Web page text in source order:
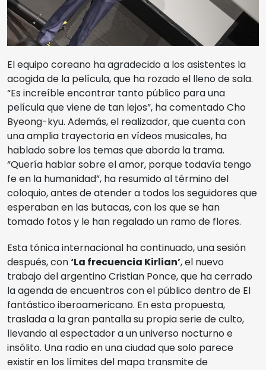
El equipo coreano ha agradecido a los asistentes la
acogida de la película, que ha rozado el lleno de sala.
“Es increíble encontrar tanto público para una
película que viene de tan lejos”, ha comentado Cho
Byeong-kyu. Además, el realizador, que cuenta con
una amplia trayectoria en vídeos musicales, ha
hablado sobre los temas que aborda la trama.
“Quería hablar sobre el amor, porque todavía tengo
fe en la humanidad”, ha resumido al término del
coloquio, antes de atender a todos los seguidores que
esperaban en las butacas, con los que se han
tomado fotos y le han regalado un ramo de flores.
Esta tónica internacional ha continuado, una sesión
después, con‘La frecuencia Kirlian’, el nuevo
trabajo del argentino Cristian Ponce, que ha cerrado
la agenda de encuentros con el público dentro de El
fantástico iberoamericano. En esta propuesta,
traslada a la gran pantalla su propia serie de culto,
llevando al espectador a un universo nocturno e
insólito. Una radio en una ciudad que solo parece
existir en los límites del mapa transmite de